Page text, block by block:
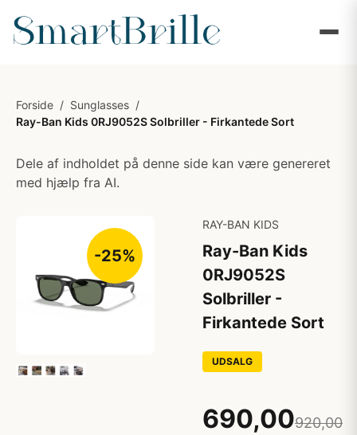
Forside / Sunglasses /
Ray-Ban Kids 0RJ9052S Solbriller - Firkantede Sort
Dele af indholdet på denne side kan være genereret
med hjælp fra AI.
-25%
RAY-BAN KIDS
Ray-Ban Kids
0RJ9052S
Solbriller -
Firkantede Sort
UDSALG
690,00920,00